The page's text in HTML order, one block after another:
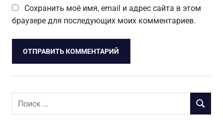
Сохранить моё имя, email и адрес сайта в этом
браузере для последующих моих комментариев.
Поиск
ПОИСК